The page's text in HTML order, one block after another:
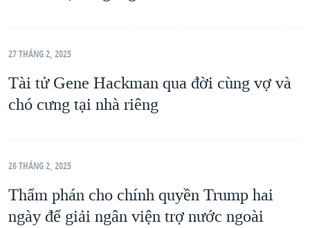
27 THÁNG 2, 2025
Tài tử Gene Hackman qua đời cùng vợ và
chó cưng tại nhà riêng
26 THÁNG 2, 2025
Thẩm phán cho chính quyền Trump hai
ngày để giải ngân viện trợ nước ngoài